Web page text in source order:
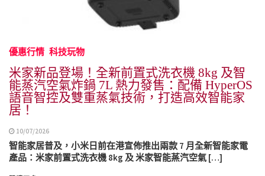
優惠行情 科技玩物
米家新品登場！全新前置式洗衣機 8kg 及智
能蒸汽空氣炸鍋 7L 熱力發售：配備 HyperOS
語音智控及雙重蒸氣技術，打造高效智能家
居！
10/07/2026
智能家居普及，小米日前在港宣佈推出兩款 7 月全新智能家電
產品：米家前置式洗衣機 8kg 及 米家智能蒸汽空氣 […]